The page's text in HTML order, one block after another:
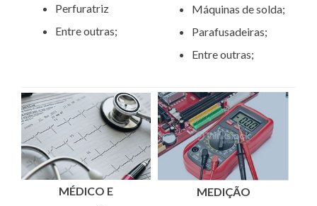
Perfuratriz
Entre outras;
Máquinas de solda;
Parafusadeiras;
Entre outras;
MÉDICO E
MEDIÇÃO